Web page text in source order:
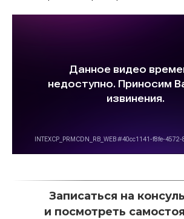
Записаться на
и посмотреть